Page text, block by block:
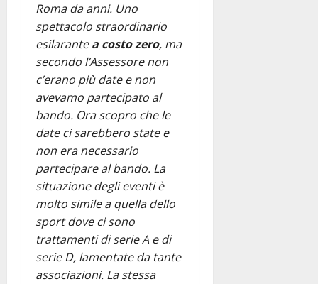
Roma da anni. Uno
spettacolo straordinario
esilarantea costo zero, ma
secondo l’Assessore non
c’erano più date e non
avevamo partecipato al
bando. Ora scopro che le
date ci sarebbero state e
non era necessario
partecipare al bando. La
situazione degli eventi è
molto simile a quella dello
sport dove ci sono
trattamenti di serie A e di
serie D, lamentate da tante
associazioni. La stessa